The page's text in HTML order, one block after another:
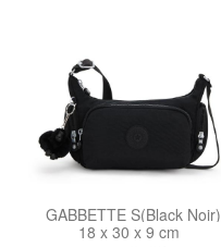
GABBETTE S(Black Noir)
18 x 30 x 9 cm